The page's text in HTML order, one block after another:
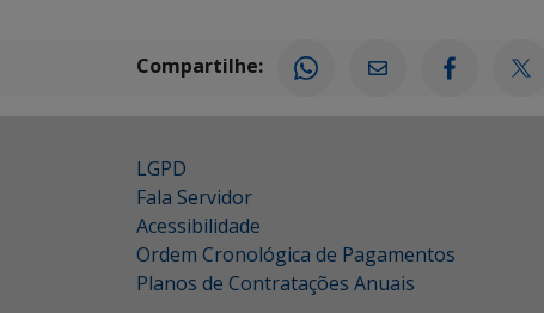
Compartilhe:
LGPD
Fala Servidor
Acessibilidade
Ordem Cronológica de Pagamentos
Planos de Contratações Anuais